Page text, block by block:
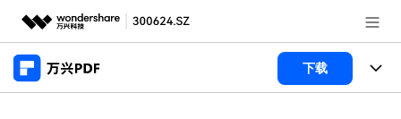
推荐产品 下载